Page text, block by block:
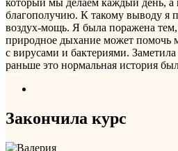
который мы делаем каждый день,
благополучию. К такому выводу я
воздух-мощь. Я была поражена
природное дыхание может помочь
с вирусами и бактериями.
раньше это нормальная история
Закончила курс